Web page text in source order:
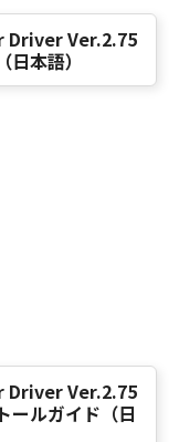
a "commercial
C.F.R.
(Sept 1995).
48 C.F.R.
set
とは、
トウェア」を
Driver Ver.2.75
本語）
Driver Ver.2.75
ールガイド（日